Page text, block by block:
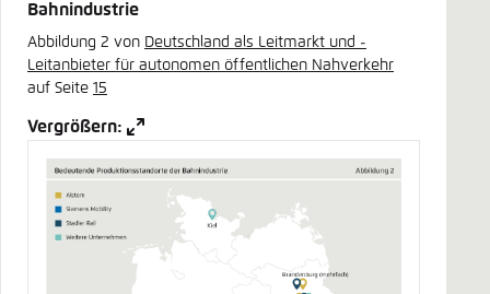
Bahnindustrie
Abbildung 2 von Deutschland als Leitmarkt und ­
Leitanbieter für autonomen ­öffentlichen Nahverkehr
auf Seite 15
Vergrößern: